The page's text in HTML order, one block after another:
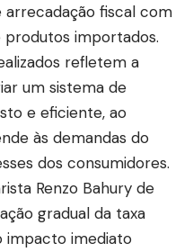
arrecadação fiscal com
importados.
refletem a
um sistema de
e eficiente, ao
às demandas do
dos consumidores.
Renzo Bahury de
gradual da taxa
impacto imediato